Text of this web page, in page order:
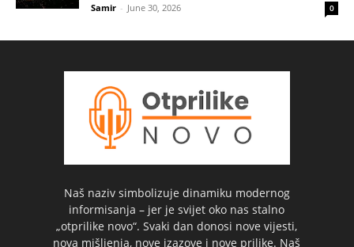
Samir - June 30, 2026 0
Naš naziv simbolizuje dinamiku modernog
informisanja – jer je svijet oko nas stalno
„otprilike novo“. Svaki dan donosi nove vijesti,
nova mišljenja, nove izazove i nove prilike. Naš